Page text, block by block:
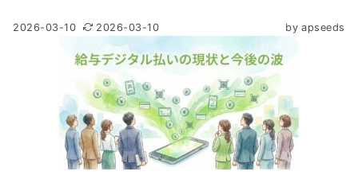
2026-03-10 2026-03-10 by apseeds